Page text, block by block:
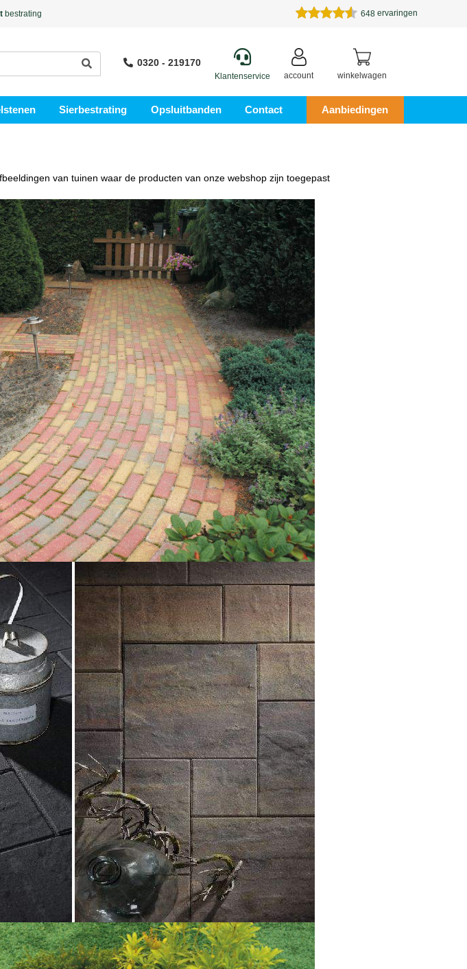
bestrating 648 ervaringen
0320 - 219170
Klantenservice account winkelwagen
Sierbestrating Opsluitbanden Contact Aanbiedingen
van tuinen waar de producten van onze webshop zijn toegepast